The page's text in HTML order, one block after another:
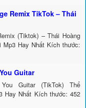
Remix TikTok – Thái
(Tiktok) – Thái Hoàng
Mp3 Hay Nhất Kích thước:
Guitar
Guitar (TikTok) Thể
Hay Nhất Kích thước: 452